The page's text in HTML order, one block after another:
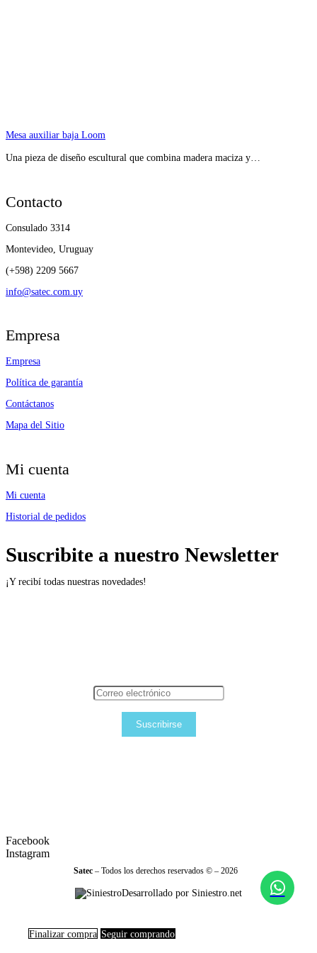
Mesa auxiliar baja Loom
Una pieza de diseño escultural que combina madera maciza y…
Contacto
Consulado 3314
Montevideo, Uruguay
(+598) 2209 5667
info@satec.com.uy
Empresa
Empresa
Política de garantía
Contáctanos
Mapa del Sitio
Mi cuenta
Mi cuenta
Historial de pedidos
Suscribite a nuestro Newsletter
¡Y recibí todas nuestras novedades!
Suscribirse
Facebook
Instagram
Satec – Todos los derechos reservados © – 2026
Desarrollado por Siniestro.net
Finalizar compra Seguir comprando